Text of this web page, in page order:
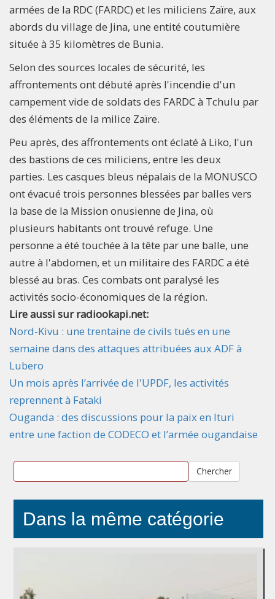
armées de la RDC (FARDC) et les miliciens Zaïre, aux
abords du village de Jina, une entité coutumière
située à 35 kilomètres de Bunia.
Selon des sources locales de sécurité, les
affrontements ont débuté après l'incendie d'un
campement vide de soldats des FARDC à Tchulu par
des éléments de la milice Zaïre.
Peu après, des affrontements ont éclaté à Liko, l'un
des bastions de ces miliciens, entre les deux
parties. Les casques bleus népalais de la MONUSCO
ont évacué trois personnes blessées par balles vers
la base de la Mission onusienne de Jina, où
plusieurs habitants ont trouvé refuge. Une
personne a été touchée à la tête par une balle, une
autre à l'abdomen, et un militaire des FARDC a été
blessé au bras. Ces combats ont paralysé les
activités socio-économiques de la région.
Lire aussi sur radiookapi.net:
Nord-Kivu : une trentaine de civils tués en une
semaine dans des attaques attribuées aux ADF à
Lubero
Un mois après l’arrivée de l'UPDF, les activités
reprennent à Fataki
Ouganda : des discussions pour la paix en Ituri
entre une faction de CODECO et l’armée ougandaise
Chercher
Dans la même catégorie